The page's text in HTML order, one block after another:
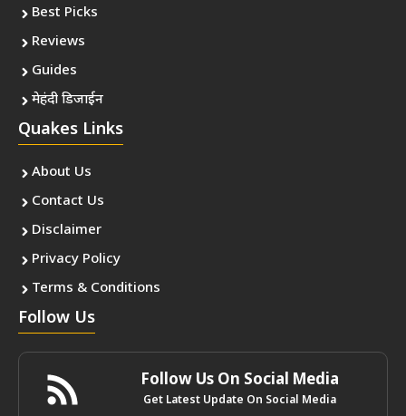
Best Picks
Reviews
Guides
मेहंदी डिजाईन
Quakes Links
About Us
Contact Us
Disclaimer
Privacy Policy
Terms & Conditions
Follow Us
Follow Us On Social Media
Get Latest Update On Social Media